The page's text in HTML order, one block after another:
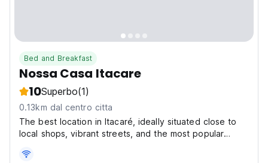
Bed and Breakfast
Nossa Casa Itacare
10Superbo(1)
0.13km dal centro citta
The best location in Itacaré, ideally situated close to
local shops, vibrant streets, and the most popular
foot, making it easy to explore the area at your own